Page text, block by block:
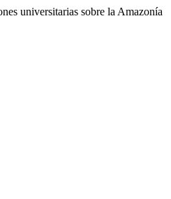
universitarias sobre la Amazonía